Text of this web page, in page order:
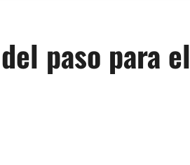
paso para el